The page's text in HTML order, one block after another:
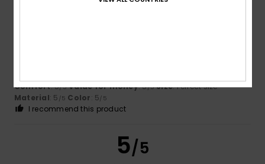
5
Comfort: 5/5 Value for money: 5/5 Size: Perfect size
Material: 5 /5 Color: 5/5
I recommend this product
5/5